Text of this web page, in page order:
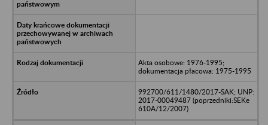
Akta osobowe: 1976-1995;
dokumentacja płacowa: 1975-1995
992700/611/1480/2017-SAK; UNP:
2017-00049487 (poprzedniki:SEKe
610A/12/2007)